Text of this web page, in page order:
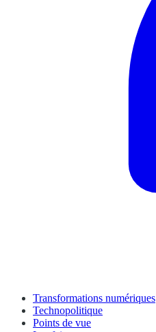
Transformations numériques
Technopolitique
Points de vue